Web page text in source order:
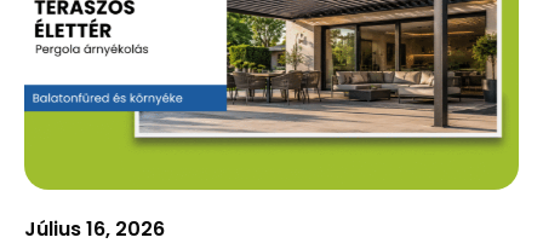
Július 16, 2026